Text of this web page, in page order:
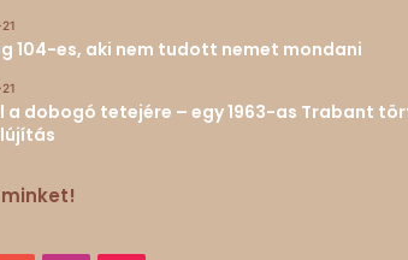
104-es, aki nem tudott nemet mondani
a dobogó tetejére – egy 1963-as Trabant